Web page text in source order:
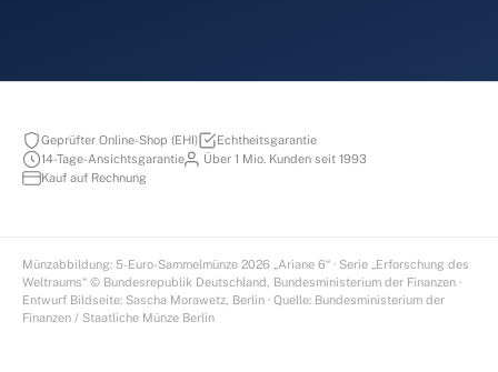
Geprüfter Online-Shop (EHI)
Echtheitsgarantie
14-Tage-Ansichtsgarantie
Über 1 Mio. Kunden seit 1993
Kauf auf Rechnung
Münzabbildung: 5-Euro-Sammelmünze 2026 „Ariane 6“ · Serie „Erforschung des
Weltraums“ © Bundesrepublik Deutschland, Bundesministerium der Finanzen ·
Entwurf Bildseite: Sascha Morawetz, Berlin · Quelle: Bundesministerium der
Finanzen / Staatliche Münze Berlin